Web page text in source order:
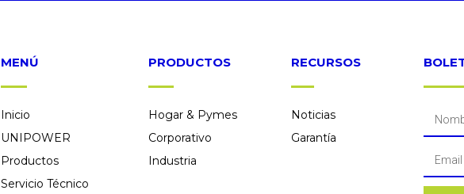
MENÚ
Inicio
UNIPOWER
Productos
Servicio Técnico
PRODUCTOS
Hogar & Pymes
Corporativo
Industria
RECURSOS
Noticias
Garantía